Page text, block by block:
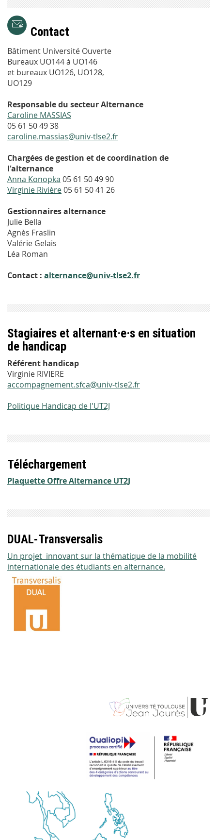
Contact
Bâtiment Université Ouverte
Bureaux UO144 à UO146
et bureaux UO126, UO128,
UO129
Responsable du secteur Alternance
Caroline MASSIAS
05 61 50 49 38
caroline.massias@univ-tlse2.fr
Chargées de gestion et de coordination de
l'alternance
Anna Konopka 05 61 50 49 90
Virginie Rivière05 61 50 41 26
Gestionnaires alternance
Julie Bella
Agnès Fraslin
Valérie Gelais
Léa Roman
Contact : alternance@univ-tlse2.fr
Stagiaires et alternant·e·s en situation
de handicap
Référent handicap
Virginie RIVIERE
accompagnement.sfca@univ-tlse2.fr
Politique Handicap de l'UT2J
Téléchargement
Plaquette Offre Alternance UT2J
DUAL-Transversalis
Un projet innovant sur la thématique de la mobilité
internationale des étudiants en alternance.